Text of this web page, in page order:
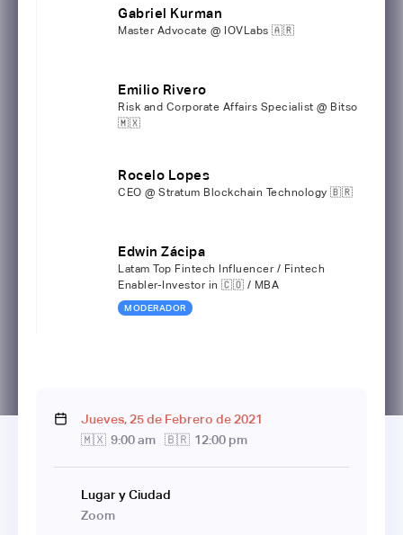
Gabriel Kurman
Master Advocate @ IOVLabs 🇦🇷
Emilio Rivero
Risk and Corporate Affairs Specialist @ Bitso
🇲🇽
Rocelo Lopes
CEO @ Stratum Blockchain Technology 🇧🇷
Edwin Zácipa
Latam Top Fintech Influencer / Fintech
Enabler-Investor in 🇨🇴 / MBA
MODERADOR
Jueves, 25de Febrero de 2021
🇲🇽 9:00 am 🇧🇷 12:00 pm
Lugar y Ciudad
Zoom